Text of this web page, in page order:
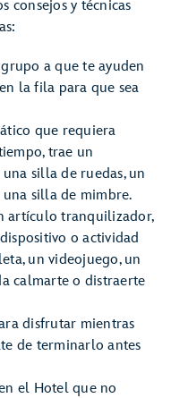
consejos y técnicas
a que te ayuden
la fila para que sea
que requiera
trae un
silla de ruedas, un
una silla de mimbre.
artículo tranquilizador,
o actividad
un videojuego, un
calmarte o distraerte
disfrutar mientras
de terminarlo antes
el Hotel que no